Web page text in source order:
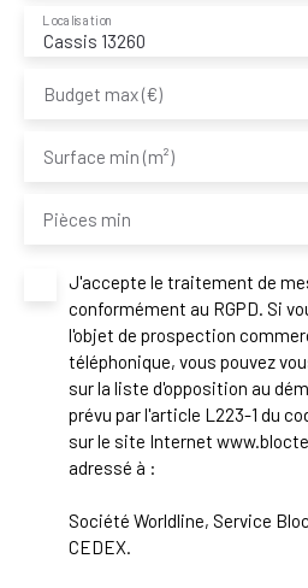
Cassis 13260
Localisation
Budget max (€)
Surface min (m²)
Pièces min
J'accepte le traitement de
conformément au RGPD. Si
l'objet de prospection
téléphonique, vous pouvez
sur la liste d'opposition au
prévu par l'article L223-1 du
sur le site Internet
adressé à :
Société Worldline, Service
CEDEX.